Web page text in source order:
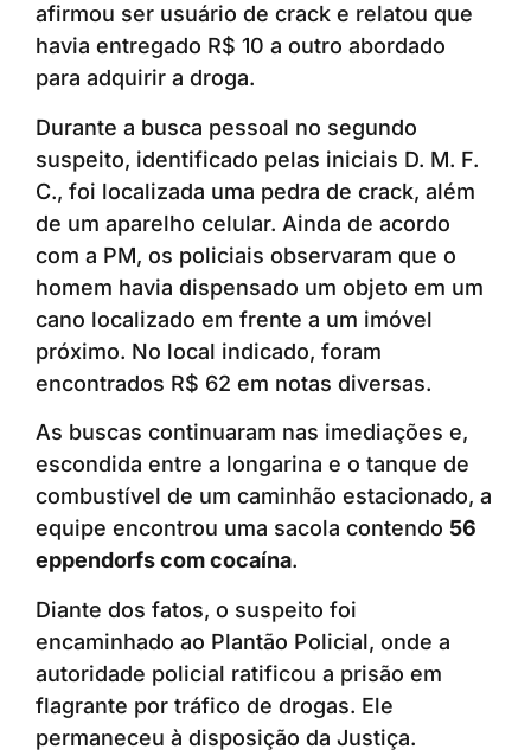
afirmou ser usuário de crack e relatou que
havia entregado R$ 10 a outro abordado
para adquirir a droga.
Durante a busca pessoal no segundo
suspeito, identificado pelas iniciais D. M. F.
C., foi localizada uma pedra de crack, além
de um aparelho celular. Ainda de acordo
com a PM, os policiais observaram que o
homem havia dispensado um objeto em um
cano localizado em frente a um imóvel
próximo. No local indicado, foram
encontrados R$ 62 em notas diversas.
As buscas continuaram nas imediações e,
escondida entre a longarina e o tanque de
combustível de um caminhão estacionado, a
equipe encontrou uma sacola contendo 56
eppendorfs com cocaína.
Diante dos fatos, o suspeito foi
encaminhado ao Plantão Policial, onde a
autoridade policial ratificou a prisão em
flagrante por tráfico de drogas. Ele
permaneceu à disposição da Justiça.